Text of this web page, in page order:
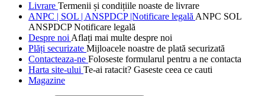
Livrare Termenii și condițiile noaste de livrare
ANPC | SOL | ANSPDCP |Notificare legală ANPC SOL
ANSPDCP Notificare legală
Despre noi Aflați mai multe despre noi
Plăți securizate Mijloacele noastre de plată securizată
Contacteaza-ne Foloseste formularul pentru a ne contacta
Harta site-ului Te-ai ratacit? Gaseste ceea ce cauti
Magazine